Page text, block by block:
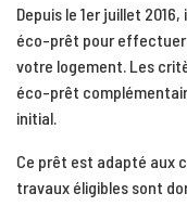
Depuis le 1er juillet
éco-prêt pour effectuer
votre logement. Les
éco-prêt
initial.
Ce prêt est adapté aux
travaux éligibles sont